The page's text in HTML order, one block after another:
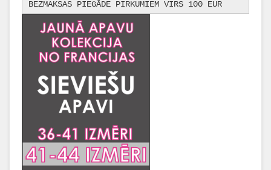
BEZMAKSAS PIEGĀDE PIRKUMIEM VIRS 100 EUR